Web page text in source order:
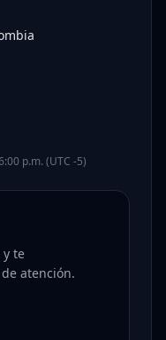
p.m. (UTC -5)
y te
atención.